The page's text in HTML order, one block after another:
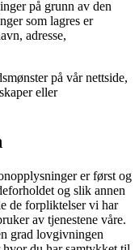
på grunn av den
som lagres er
adresse,
på vår nettside,
eller
er først og
og slik annen
de forpliktelser vi har
av tjenestene våre.
grad lovgivningen